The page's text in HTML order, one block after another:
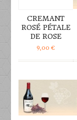
CREMANT
ROSÉ PÉTALE
DE ROSE
9,00€